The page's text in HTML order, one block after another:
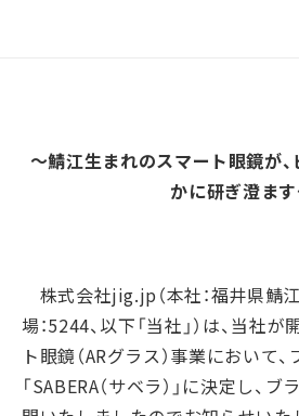
〜鯖江生まれのスマート眼鏡が
かに研ぎ澄ま
株式会社jig.jp（本社：福井県鯖
場：5244、以下「当社」）は、当社
ト眼鏡（ARグラス）事業において
「SABERA（サベラ）」に決定し、